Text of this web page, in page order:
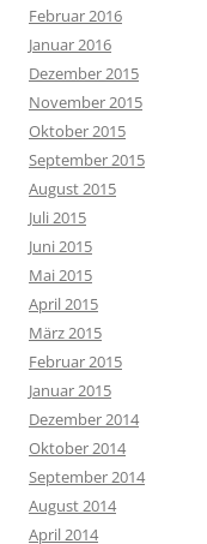
Februar 2016
Januar 2016
Dezember 2015
November 2015
Oktober 2015
September 2015
August 2015
Juli 2015
Juni 2015
Mai 2015
April 2015
März 2015
Februar 2015
Januar 2015
Dezember 2014
Oktober 2014
September 2014
August 2014
April 2014